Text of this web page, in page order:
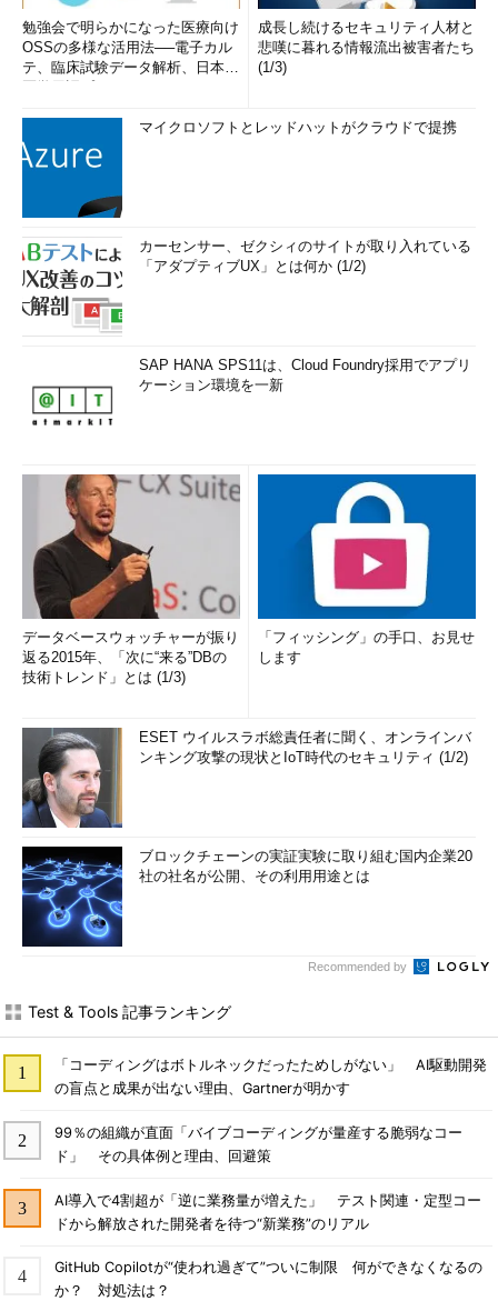
勉強会で明らかになった医療向け
OSSの多様な活用法──電子カル
テ、臨床試験データ解析、日本語
成長し続けるセキュリティ人材と
悲嘆に暮れる情報流出被害者たち
(1/3)
マイクロソフトとレッドハットがクラウドで提携
カーセンサー、ゼクシィのサイトが取り入れている
「アダプティブUX」とは何か (1/2)
SAP HANA SPS11は、Cloud Foundry採用でアプリ
ケーション環境を一新
データベースウォッチャーが振り
返る2015年、「次に“来る”DBの
技術トレンド」とは (1/3)
「フィッシング」の手口、お見せ
します
ESET ウイルスラボ総責任者に聞く、オンラインバ
ンキング攻撃の現状とIoT時代のセキュリティ (1/2)
ブロックチェーンの実証実験に取り組む国内企業20
社の社名が公開、その利用用途とは
Recommended by
Test & Tools 記事ランキング
「コーディングはボトルネックだったためしがない」 AI駆動開発
の盲点と成果が出ない理由、Gartnerが明かす
99％の組織が直面「バイブコーディングが量産する脆弱なコー
ド」 その具体例と理由、回避策
AI導入で4割超が「逆に業務量が増えた」 テスト関連・定型コー
ドから解放された開発者を待つ“新業務”のリアル
GitHub Copilotが“使われ過ぎて”ついに制限 何ができなくなるの
か？ 対処法は？